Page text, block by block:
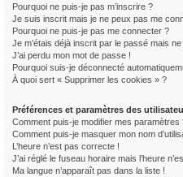
Pourquoi ne puis-je pas m’inscrire ?
Je suis inscrit mais je ne peux pas me
Pourquoi ne puis-je pas me connecter ?
Je m’étais déjà inscrit par le passé mais
J’ai perdu mon mot de passe !
Pourquoi suis-je déconnecté
À quoi sert « Supprimer les cookies » ?
Préférences et paramètres des
Comment puis-je modifier mes paramètres
Comment puis-je masquer mon nom
L’heure n’est pas correcte !
J’ai réglé le fuseau horaire mais l’heure
Ma langue n’apparaît pas dans la liste !